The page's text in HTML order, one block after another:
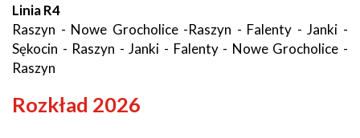
Linia R4
Raszyn - Nowe Grocholice -Raszyn - Falenty - Janki -
Sękocin - Raszyn - Janki - Falenty - Nowe Grocholice -
Raszyn
Rozkład 2026